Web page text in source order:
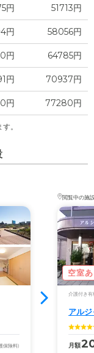
円 51713円
円 58056円
円 64785円
円 70937円
円 77280円
。
保険料)
閲覧中の施
空室
介護付き有
アル
月額